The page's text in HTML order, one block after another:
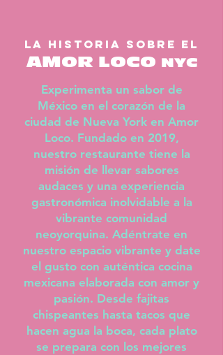
AMOR LOCO NYC
la historia SOBRE EL
Experimenta un sabor de
México en el corazón de la
ciudad de Nueva York en Amor
Loco. Fundado en 2019,
nuestro restaurante tiene la
misión de llevar sabores
audaces y una experiencia
gastronómica inolvidable a la
vibrante comunidad
neoyorquina. Adéntrate en
nuestro espacio vibrante y date
el gusto con auténtica cocina
mexicana elaborada con amor y
pasión. Desde fajitas
chispeantes hasta tacos que
hacen agua la boca, cada plato
se prepara con los mejores